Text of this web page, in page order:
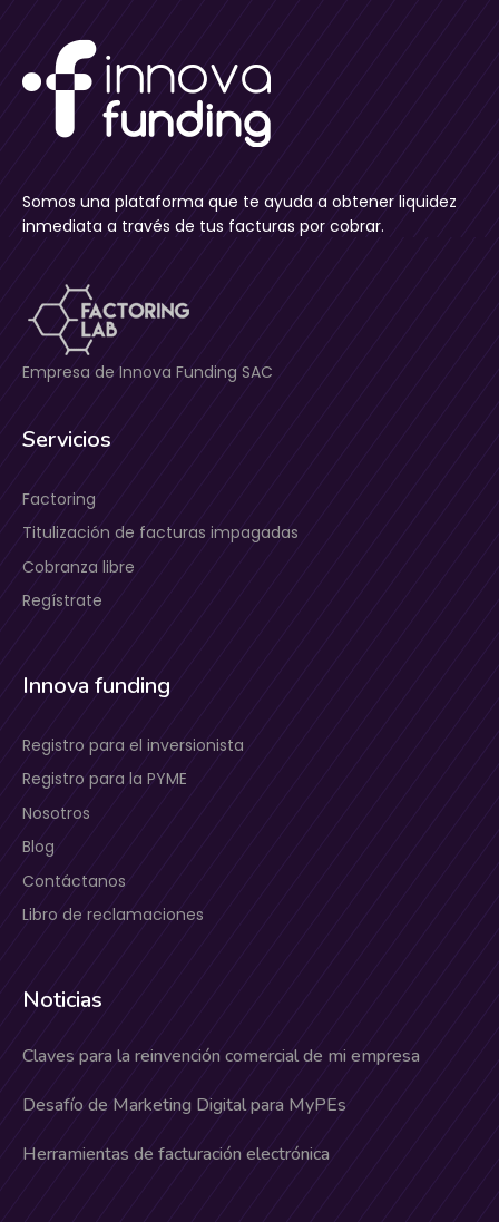
Somos una plataforma que te ayuda a obtener liquidez
inmediata a través de tus facturas por cobrar.
Empresa de Innova Funding SAC
Servicios
Factoring
Titulización de facturas impagadas
Cobranza libre
Regístrate
Innova funding
Registro para el inversionista
Registro para la PYME
Nosotros
Blog
Contáctanos
Libro de reclamaciones
Noticias
Claves para la reinvención comercial de mi empresa
Desafío de Marketing Digital para MyPEs
Herramientas de facturación electrónica